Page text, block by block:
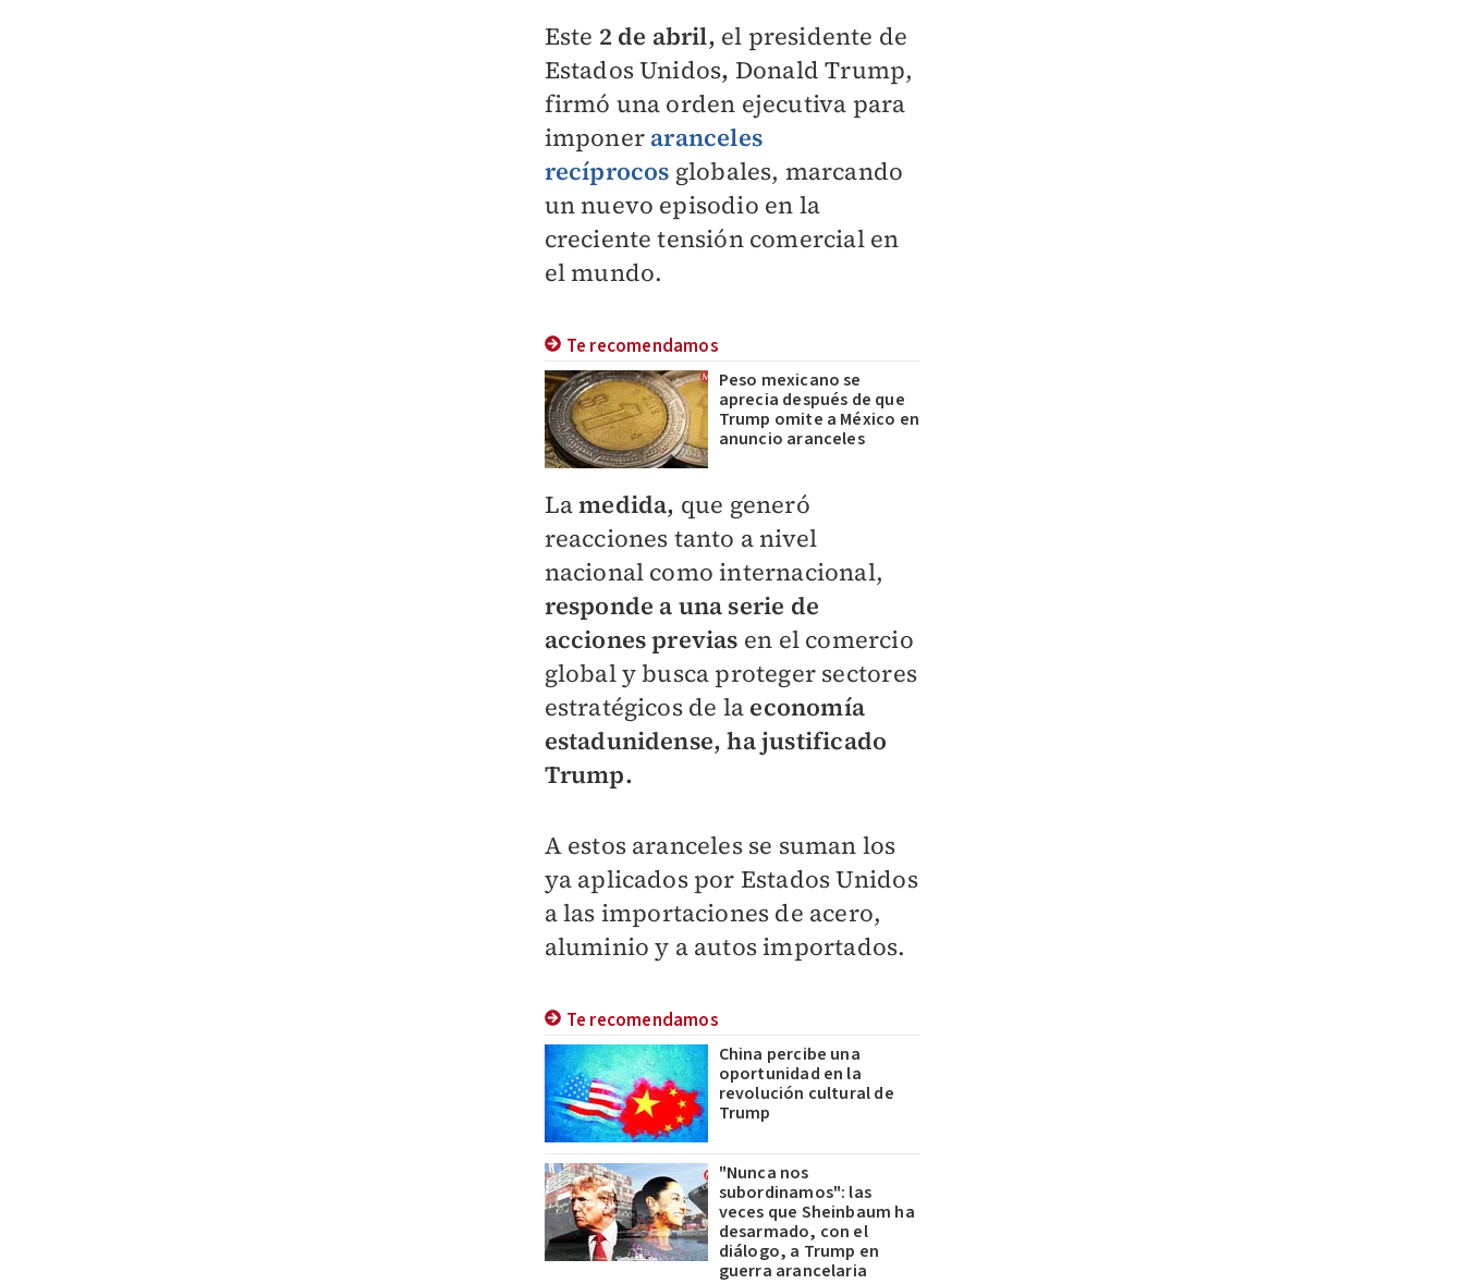
Este 2 de abril, el presidente de
Estados Unidos, Donald Trump,
firmó una orden ejecutiva para
imponer aranceles
recíprocos globales, marcando
un nuevo episodio en la
creciente tensión comercial en
el mundo.
Te recomendamos
Peso mexicano se
aprecia después de que
Trump omite a México en
anuncio aranceles
Lamedida, que generó
reacciones tanto a nivel
nacional como internacional,
responde a una serie de
acciones previas en el comercio
global y busca proteger sectores
estratégicos de la economía
estadunidense, ha justificado
Trump.
A estos aranceles se suman los
ya aplicados por Estados Unidos
a las importaciones de acero,
aluminio y a autos importados.
Te recomendamos
China percibe una
oportunidad en la
revolución cultural de
Trump
"Nunca nos
subordinamos": las
veces que Sheinbaum ha
desarmado, con el
diálogo, a Trump en
guerra arancelaria